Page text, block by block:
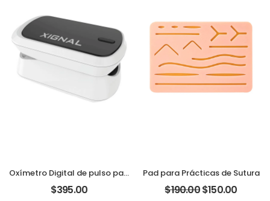
Oxímetro Digital de pulso para uso adulto y pediátrico Marca Xignal
$395.00
Pad para Prácticas de Sutura
$190.00$150.00